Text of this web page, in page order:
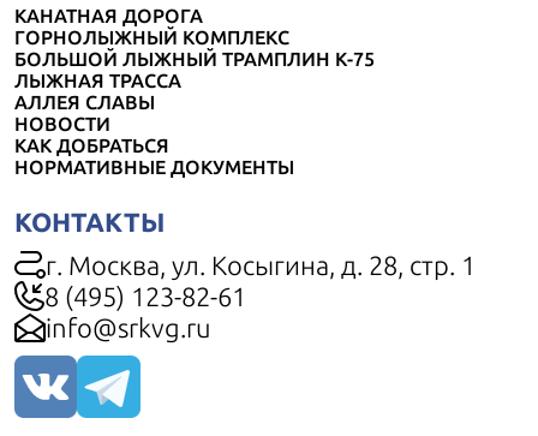
КАНАТНАЯ ДОРОГА
ГОРНОЛЫЖНЫЙ КОМПЛЕКС
БОЛЬШОЙ ЛЫЖНЫЙ ТРАМПЛИН К-75
ЛЫЖНАЯ ТРАССА
АЛЛЕЯ СЛАВЫ
НОВОСТИ
КАК ДОБРАТЬСЯ
НОРМАТИВНЫЕ ДОКУМЕНТЫ
КОНТАКТЫ
г. Москва, ул. Косыгина, д. 28, стр. 1
8 (495) 123-82-61
info@srkvg.ru